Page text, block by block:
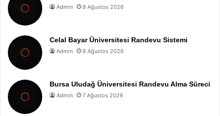
Admin 8 Ağustos 2026
Celal Bayar Üniversitesi Randevu Sistemi
Admin 8 Ağustos 2026
Bursa Uludağ Üniversitesi Randevu Alma Süreci
Admin 7 Ağustos 2026